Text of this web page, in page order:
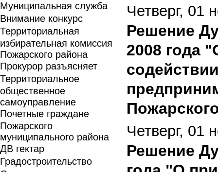
Муниципальная служба
Внимание конкурс
Территориальная
избирательная комиссия
Пожарского района
Прокурор разъясняет
Территориальное
общественное
самоуправление
Почетные граждане
Пожарского
муниципального района
ДВ гектар
Градостроительство
Четверг, 01
Решение
2008 года
Четверг, 01
Решение